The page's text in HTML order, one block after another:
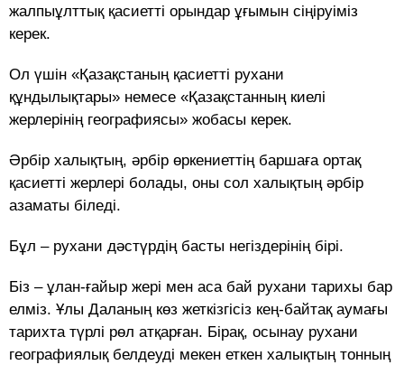
жалпыұлттық қасиетті орындар ұғымын сіңіруіміз
керек.
Ол үшін «Қазақстаның қасиетті рухани
құндылықтары» немесе «Қазақстанның киелі
жерлерінің географиясы» жобасы керек.
Әрбір халықтың, әрбір өркениеттің баршаға ортақ
қасиетті жерлері болады, оны сол халықтың әрбір
азаматы біледі.
Бұл – рухани дәстүрдің басты негіздерінің бірі.
Біз – ұлан-ғайыр жері мен аса бай рухани тарихы бар
елміз. Ұлы Даланың көз жеткізгісіз кең-байтақ аумағы
тарихта түрлі рөл атқарған. Бірақ, осынау рухани
географиялық белдеуді мекен еткен халықтың тонның